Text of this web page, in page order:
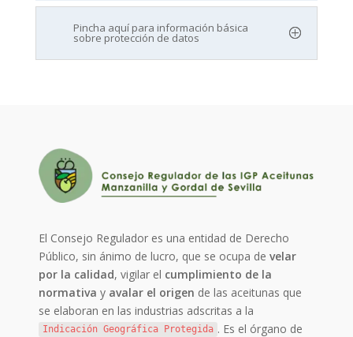
Pincha aquí para información básica
sobre protección de datos
El Consejo Regulador es una entidad de Derecho
Público, sin ánimo de lucro, que se ocupa develar
por la calidad, vigilar el cumplimiento de la
normativa y avalar el origen de las aceitunas que
se elaboran en las industrias adscritas a la
Indicación Geográfica Protegida . Es el órgano de